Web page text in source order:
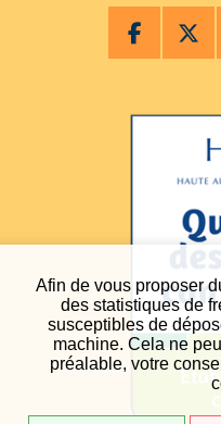
Afin de vous proposer
des statistiques de
susceptibles de
machine. Cela ne
préalable, votre